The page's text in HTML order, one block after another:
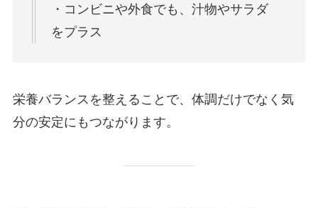
・コンビニや外食でも、汁物やサラダ
をプラス
栄養バランスを整えることで、体調だけでなく気
分の安定にもつながります。